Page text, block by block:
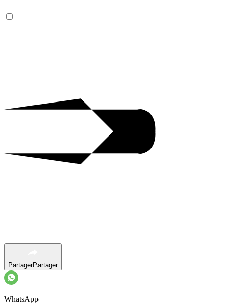
PartagerPartager
WhatsApp